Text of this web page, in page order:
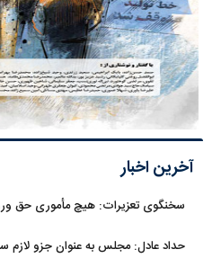
آخرین اخبار
سخنگوی تعزیرات: هیچ مأموری حق
حداد عادل: مجلس به عنوان جزو لازم